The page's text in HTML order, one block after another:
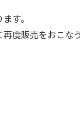
す。
度販売をおこなう